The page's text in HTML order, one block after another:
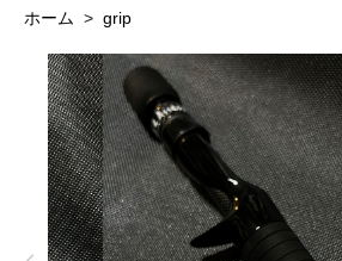
ホーム > grip